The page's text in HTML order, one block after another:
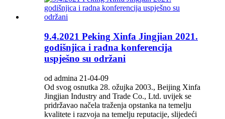
9.4.2021 Peking Xinfa Jingjian 2021.
godišnjica i radna konferencija
uspješno su održani
od admina 21-04-09
Od svog osnutka 28. ožujka 2003., Beijing Xinfa
Jingjian Industry and Trade Co., Ltd. uvijek se
pridržavao načela traženja opstanka na temelju
kvalitete i razvoja na temelju reputacije, slijedeći